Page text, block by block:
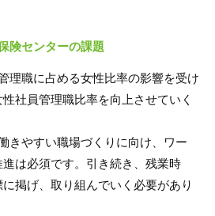
険センターの課題
理職に占める女性比率の影響を受け
社員管理職比率を向上させていく
きやすい職場づくりに向け、ワー
は必須です。引き続き、残業時
掲げ、取り組んでいく必要があり